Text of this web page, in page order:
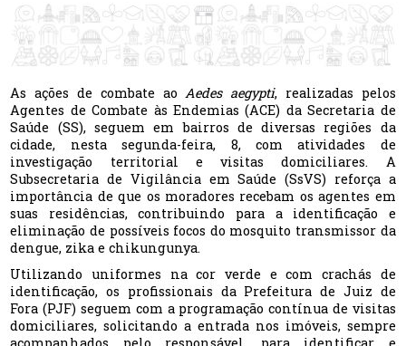
As ações de combate aoAedes aegypti, realizadas pelos
Agentes de Combate às Endemias (ACE) da Secretaria de
Saúde (SS), seguem em bairros de diversas regiões da
cidade, nesta segunda-feira, 8, com atividades de
investigação territorial e visitas domiciliares. A
Subsecretaria de Vigilância em Saúde (SsVS) reforça a
importância de que os moradores recebam os agentes em
suas residências, contribuindo para a identificação e
eliminação de possíveis focos do mosquito transmissor da
dengue, zika e chikungunya.
Utilizando uniformes na cor verde e com crachás de
identificação, os profissionais da Prefeitura de Juiz de
Fora (PJF) seguem com a programação contínua de visitas
domiciliares, solicitando a entrada nos imóveis, sempre